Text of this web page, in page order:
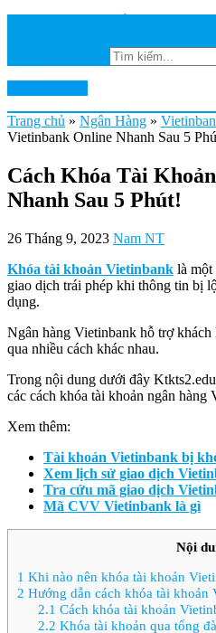
Trang chủ » Ngân Hàng »
Vietinbank Online Nhanh Sau 5
Cách Khóa Tài
Nhanh Sau 5 Phút!
26 Tháng 9, 2023 Nam NT
Khóa tài khoản Vietinbank là một
giao dịch trái phép khi thông tin bị
dụng.
Ngân hàng Vietinbank hỗ trợ
qua nhiều cách khác nhau.
Trong nội dung dưới đây
các cách khóa tài khoản ngân hàng
Xem thêm:
Tài khoản Vietinbank bị
Xem lịch sử giao dịch
Tra cứu mã giao dịch
Mã CVV Vietinbank là gì
Nội
1 Khi nào nên khóa tài khoản
2 Hướng dẫn cách khóa tài khoản
2.1 Cách khóa tài khoản
2.2 Khóa tài khoản qua tổng